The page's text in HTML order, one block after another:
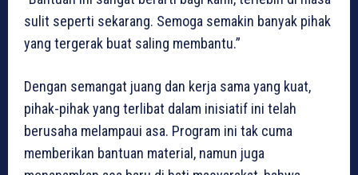
sulit seperti sekarang. Semoga semakin banyak pihak
yang tergerak buat saling membantu.”
Dengan semangat juang dan kerja sama yang kuat,
pihak-pihak yang terlibat dalam inisiatif ini telah
berusaha melampaui asa. Program ini tak cuma
memberikan bantuan material, namun juga